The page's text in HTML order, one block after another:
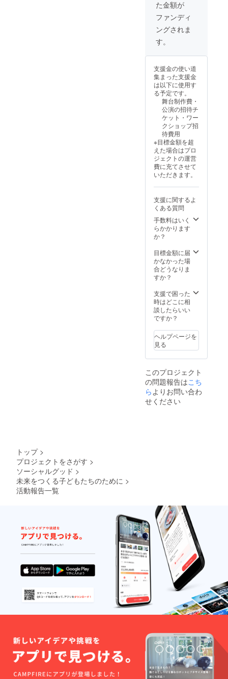
た金額が
ファンディ
ングされま
す。
支援金の使い道
集まった支援金
は以下に使用す
る予定です。
舞台制作費・
公演の招待チ
ケット・ワー
クショップ招
待費用
※目標金額を超
えた場合はプロ
ジェクトの運営
費に充てさせて
いただきます。
支援に関するよ
くある質問
手数料はいく
らかかります
か？
目標金額に届
かなかった場
合どうなりま
すか？
支援で困った
時はどこに相
談したらいい
ですか？
ヘルプページを
見る
このプロジェクト
の問題報告はこち
らよりお問い合わ
せください
トップ >
プロジェクトをさがす >
ソーシャルグッド >
未来をつくる子どもたちのために >
活動報告一覧